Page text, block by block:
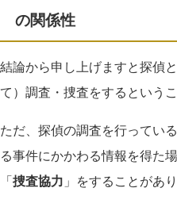
の関係性
結論から申し上げますと探偵
て）調査・捜査をするという
ただ、探偵の調査を行ってい
る事件にかかわる情報を得た
「 捜査協力 」をすることがあり